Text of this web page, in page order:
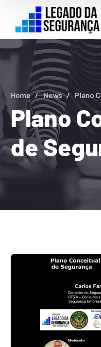
Plano
de
Home News Plano